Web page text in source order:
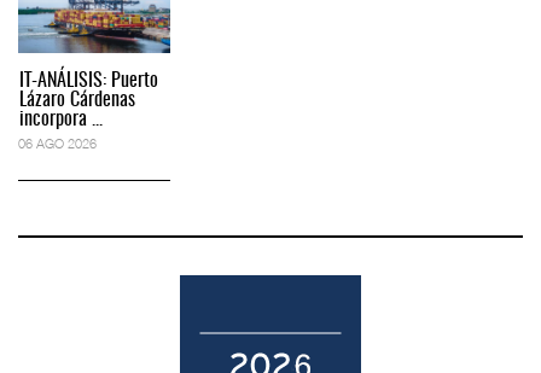
IT-ANÁLISIS: Puerto
Lázaro Cárdenas
incorpora ...
06 AGO 2026